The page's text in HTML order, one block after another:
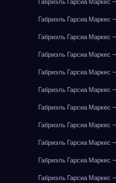
Габриэль Гарсиа Маркес
Габриэль Гарсиа Маркес
Габриэль Гарсиа Маркес
Габриэль Гарсиа Маркес
Габриэль Гарсиа Маркес
Габриэль Гарсиа Маркес
Габриэль Гарсиа Маркес
Габриэль Гарсиа Маркес
Габриэль Гарсиа Маркес
Габриэль Гарсиа Маркес